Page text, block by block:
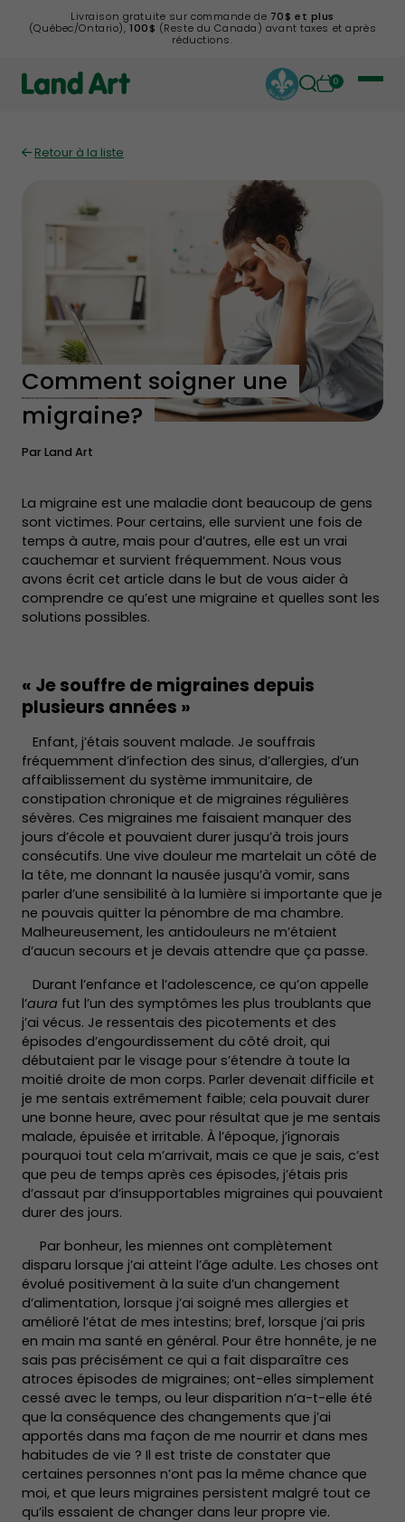
Livraison gratuite sur commande de 70$ et plus
(Québec/Ontario), 100$ (Reste du Canada) avant taxes et après
réductions.
0
Retour à la liste
Comment soigner une
migraine?
ParLand Art
La migraine est une maladie dont beaucoup de gens
sont victimes. Pour certains, elle survient une fois de
temps à autre, mais pour d’autres, elle est un vrai
cauchemar et survient fréquemment. Nous vous
avons écrit cet article dans le but de vous aider à
comprendre ce qu’est une migraine et quelles sont les
solutions possibles.
« Je souffre de migraines depuis
plusieurs années »
Enfant, j’étais souvent malade. Je souffrais
fréquemment d’infection des sinus, d’allergies, d’un
affaiblissement du système immunitaire, de
constipation chronique et de migraines régulières
sévères. Ces migraines me faisaient manquer des
jours d’école et pouvaient durer jusqu’à trois jours
consécutifs. Une vive douleur me martelait un côté de
la tête, me donnant la nausée jusqu’à vomir, sans
parler d’une sensibilité à la lumière si importante que je
ne pouvais quitter la pénombre de ma chambre.
Malheureusement, les antidouleurs ne m’étaient
d’aucun secours et je devais attendre que ça passe.
Durant l’enfance et l’adolescence, ce qu’on appelle
l’aura fut l’un des symptômes les plus troublants que
j’ai vécus. Je ressentais des picotements et des
épisodes d’engourdissement du côté droit, qui
débutaient par le visage pour s’étendre à toute la
moitié droite de mon corps. Parler devenait difficile et
je me sentais extrêmement faible; cela pouvait durer
une bonne heure, avec pour résultat que je me sentais
malade, épuisée et irritable. À l’époque, j’ignorais
pourquoi tout cela m’arrivait, mais ce que je sais, c’est
que peu de temps après ces épisodes, j’étais pris
d’assaut par d’insupportables migraines qui pouvaient
durer des jours.
Par bonheur, les miennes ont complètement
disparu lorsque j’ai atteint l’âge adulte. Les choses ont
évolué positivement à la suite d’un changement
d’alimentation, lorsque j’ai soigné mes allergies et
amélioré l’état de mes intestins; bref, lorsque j’ai pris
en main ma santé en général. Pour être honnête, je ne
sais pas précisément ce qui a fait disparaître ces
atroces épisodes de migraines; ont-elles simplement
cessé avec le temps, ou leur disparition n’a-t-elle été
que la conséquence des changements que j’ai
apportés dans ma façon de me nourrir et dans mes
habitudes de vie ? Il est triste de constater que
certaines personnes n’ont pas la même chance que
moi, et que leurs migraines persistent malgré tout ce
qu’ils essaient de changer dans leur propre vie.